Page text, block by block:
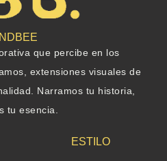
que percibe en los
extensiones visuales de
Narramos tu historia,
tu esencia.
ESTILO